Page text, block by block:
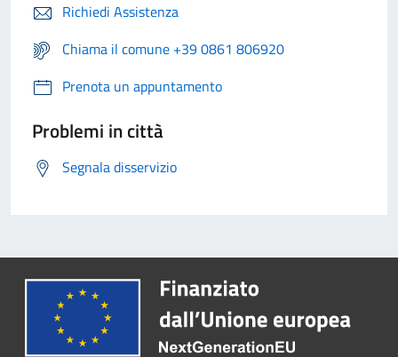
Richiedi Assistenza
Chiama il comune +39 0861 806920
Prenota un appuntamento
Problemi in città
Segnala disservizio